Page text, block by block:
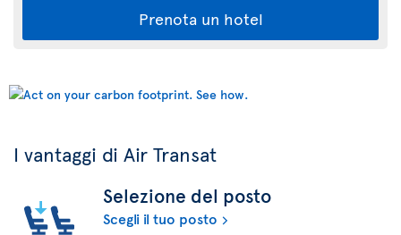
Prenota un hotel
I vantaggi di Air Transat
Selezione del posto
Scegli il tuo posto